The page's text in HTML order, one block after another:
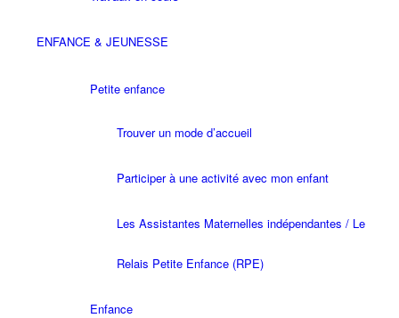
ENFANCE & JEUNESSE
Petite enfance
Trouver un mode d’accueil
Participer à une activité avec mon enfant
Les Assistantes Maternelles indépendantes / Le
Relais Petite Enfance (RPE)
Enfance